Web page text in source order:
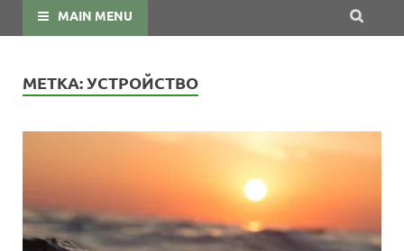
MAIN MENU
МЕТКА:УСТРОЙСТВО